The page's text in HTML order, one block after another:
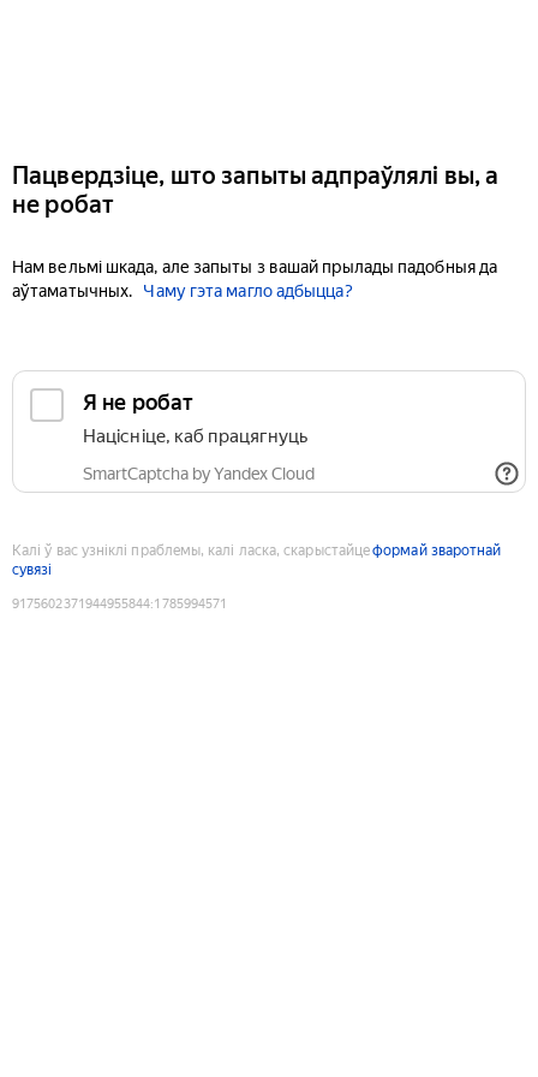
Пацвердзіце, што запыты адпраўлялі вы, а
не робат
Нам вельмі шкада, але запыты з вашай прылады падобныя да
аўтаматычных.
Чаму гэта магло адбыцца?
Я не робат
Націсніце, каб працягнуць
SmartCaptcha by Yandex Cloud
Калі ў вас узніклі праблемы, калі ласка, скарыстайцеформай зваротнай
сувязі
9175602371944955844:1785994571